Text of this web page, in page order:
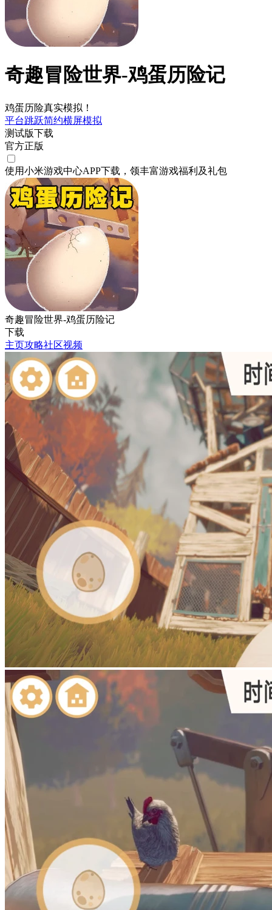
奇趣冒险世界-鸡蛋历险记
鸡蛋历险真实模拟！
平台跳跃简约横屏模拟
测试版下载
官方正版
使用小米游戏中心APP下载 ，领丰富游戏福利 及礼包
奇趣冒险世界-鸡蛋历险记
下载
主页攻略社区视频